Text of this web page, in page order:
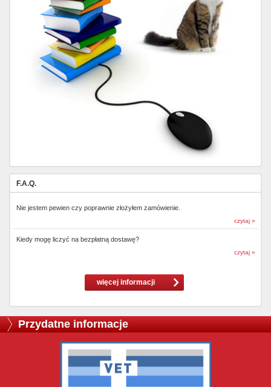
F.A.Q.
Nie jestem pewien czy poprawnie złożyłem zamówienie.
czytaj »
Kiedy mogę liczyć na bezpłatną dostawę?
czytaj »
więcej informacji
Przydatne informacje